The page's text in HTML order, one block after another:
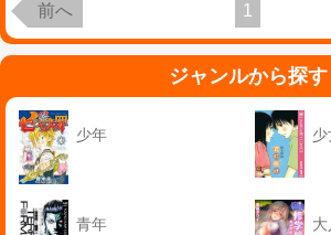
前へ 1
ジャンルから探す
少年
青年